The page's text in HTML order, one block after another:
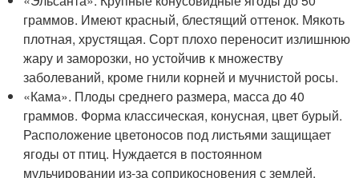
граммов. Имеют красный, блестящий оттенок. Мякоть
плотная, хрустящая. Сорт плохо переносит излишнюю
жару и заморозки, но устойчив к множеству
заболеваний, кроме гнили корней и мучнистой росы.
«Кама». Плоды среднего размера, масса до 40
граммов. Форма классическая, конусная, цвет бурый.
Расположение цветоносов под листьями защищает
ягоды от птиц. Нуждается в постоянном
мульчировании из-за соприкосновения с землей.